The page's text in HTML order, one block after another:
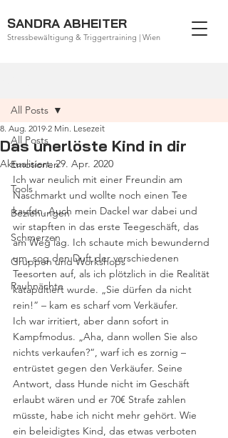
SANDRA ABHEITER
Stressbewältigung & Triggertraining | Wien
All Posts
Emotionen
Tools
Beziehungen
Schmerzen
Gruppen und Workshops
Rauhnächte
All Posts
Das unerlöste Kind in dir
8. Aug. 2019 2 Min. Lesezeit
Aktualisiert:29. Apr. 2020
Ich war neulich mit einer Freundin am
Naschmarkt und wollte noch einen Tee
kaufen. Auch mein Dackel war dabei und
wir stapften in das erste Teegeschäft, das
am Weg lag. Ich schaute mich bewundernd
um, sog den Duft der verschiedenen
Teesorten auf, als ich plötzlich in die Realität
katapultiert wurde. „Sie dürfen da nicht
rein!“ – kam es scharf vom Verkäufer.
Ich war irritiert, aber dann sofort in
Kampfmodus. „Aha, dann wollen Sie also
nichts verkaufen?“, warf ich es zornig –
entrüstet gegen den Verkäufer. Seine
Antwort, dass Hunde nicht im Geschäft
erlaubt wären und er 70€ Strafe zahlen
müsste, habe ich nicht mehr gehört. Wie
ein beleidigtes Kind, das etwas verboten